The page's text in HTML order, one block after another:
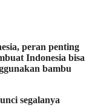
peran penting
Indonesia bisa
bambu
segalanya